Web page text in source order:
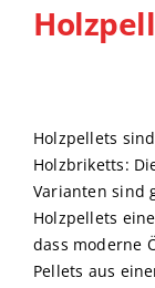
Holzpellets
Holzbriketts:
Varianten sind
Holzpellets
dass moderne
Pellets aus